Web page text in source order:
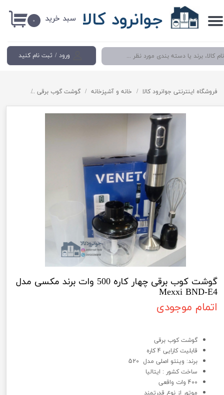
جوانرود کالا
ورود / ثبت نام کنید
حساب کاربری من
تغییر گذر واژه
سفارشات
خروج از حساب کاربری
۰ سبد خرید
فروشگاه اینترنتی جوانرود کالا خانه و آشپزخانه گوشت گوب برقی
گوشت کوب برقی چهار کاره 500 وات برند مکسی مدل
Mexxi BND-E4
اتمام موجودی
گوشت کوب برقی
قابلیت کارایی 4 کاره
برند: وینتو اصلی مدل 520
ساخت کشور : ایتالیا
400 وات واقعی
موتور از نوع قدرتمند